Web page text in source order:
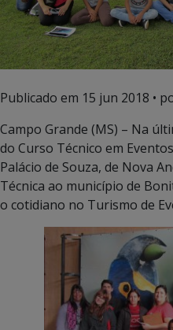
Publicado em 15 jun 2018 •
Campo Grande (MS) – Na
do Curso Técnico em
Palácio de Souza, de Nova
Técnica ao município de
o cotidiano no Turismo de